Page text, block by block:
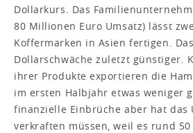
Dollarkurs. Das
80 Millionen Euro Umsatz) lässt
Koffermarken in Asien fertigen.
Dollarschwäche zuletzt günstiger.
ihrer Produkte exportieren die
im ersten Halbjahr etwas weniger
finanzielle Einbrüche aber hat das
verkraften müssen, weil es rund